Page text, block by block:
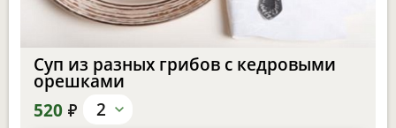
Суп из разных грибов с кедровыми
орешками
520 е 2